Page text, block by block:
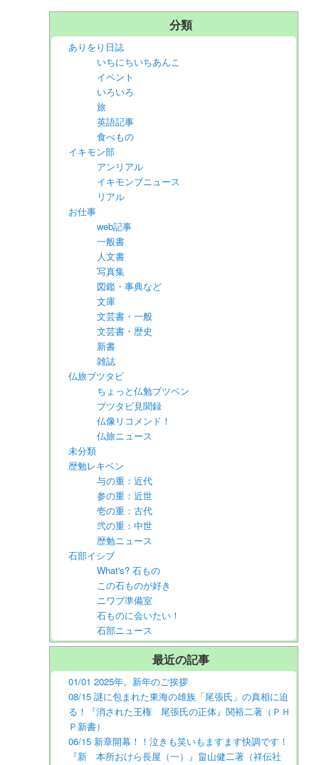
分類
ありをり日誌
いちにちいちあんこ
イベント
いろいろ
旅
英語記事
食べもの
イキモン部
アンリアル
イキモンブニュース
リアル
お仕事
web記事
一般書
人文書
写真集
図鑑・事典など
文庫
文芸書・一般
文芸書・歴史
新書
雑誌
仏旅ブツタビ
ちょっと仏勉ブツベン
ブツタビ見聞録
仏像リコメンド！
仏旅ニュース
未分類
歴勉レキベン
与の重：近代
参の重：近世
壱の重：古代
弐の重：中世
歴勉ニュース
石部イシブ
What's? 石もの
この石ものが好き
ニワブ準備室
石ものに会いたい！
石部ニュース
最近の記事
01/01 2025年。新年のご挨拶
08/15 謎に包まれた東海の雄族「尾張氏」の真相に迫
る！『消された王権 尾張氏の正体』関裕二著（ＰＨ
Ｐ新書）
06/15 新章開幕！！泣きも笑いもますます快調です！
『新 本所おけら長屋（一）』畠山健二著（祥伝社